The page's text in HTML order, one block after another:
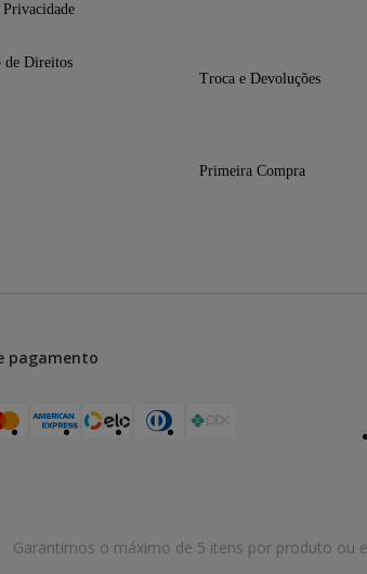
de Direitos
Troca e Devoluções
Primeira Compra
pagamento
Garantimos o máximo de 5 itens por produto ou